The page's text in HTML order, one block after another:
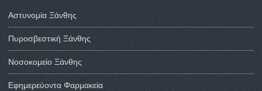
Αστυνομία Ξάνθης
Πυροσβεστική Ξάνθης
Νοσοκομείο Ξάνθης
Εφημερεύοντα Φαρμακεία